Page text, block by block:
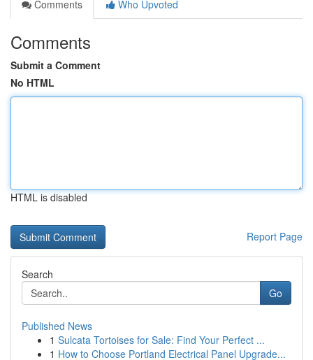
Comments
Who Upvoted
Comments
Submit a Comment
No HTML
HTML is disabled
Report Page
Search
Go
Published News
1 Sulcata Tortoises for Sale: Find Your Perfect ...
1 How to Choose Portland Electrical Panel Upgrade...